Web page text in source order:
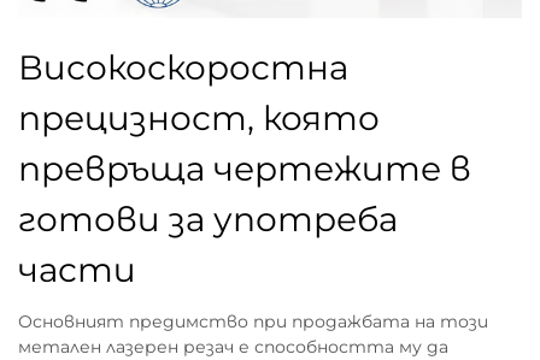
Високоскоростна
прецизност, която
превръща чертежите в
готови за употреба
части
Основният предимство при продажбата на този
метален лазерен резач е способността му да